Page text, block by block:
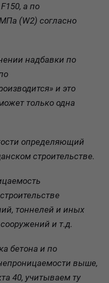
а по
(W2) согласно
надбавки по
» и это
только одна
определяющий
строительстве.
тоннелей и иных
и т.д.
бетона и по
выше,
40, учитываем ту